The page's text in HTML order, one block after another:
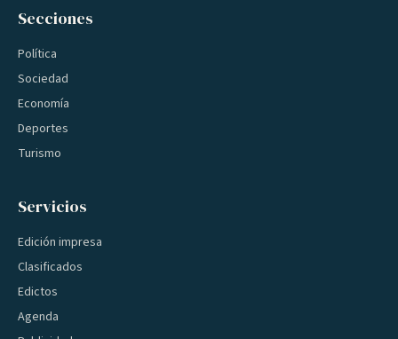
Secciones
Política
Sociedad
Economía
Deportes
Turismo
Servicios
Edición impresa
Clasificados
Edictos
Agenda